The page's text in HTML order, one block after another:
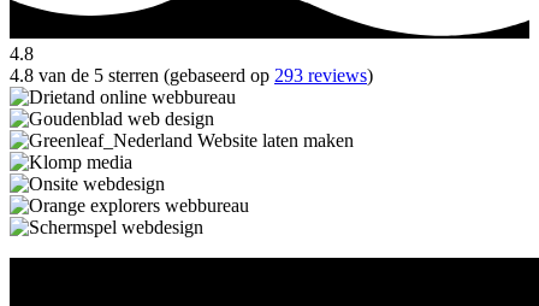
4.8
4.8 van de 5 sterren (gebaseerd op 293 reviews)